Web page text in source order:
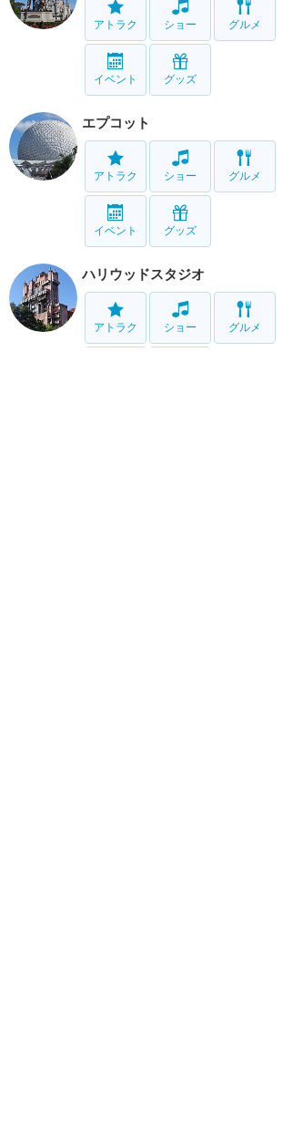
アトラク ショー グルメ
イベント グッズ
エプコット
アトラク ショー グルメ
イベント グッズ
ハリウッドスタジオ
アトラク ショー グルメ